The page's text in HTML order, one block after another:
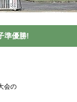
準優勝!
会の